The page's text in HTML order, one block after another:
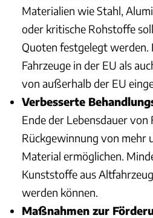
Materialien wie Stahl,
oder kritische Rohstoffe
Quoten festgelegt
Fahrzeuge in der EU als
von außerhalb der EU
Verbesserte
Ende der Lebensdauer von
Rückgewinnung von mehr
Material ermöglichen.
Kunststoffe aus
werden können.
Maßnahmen zur